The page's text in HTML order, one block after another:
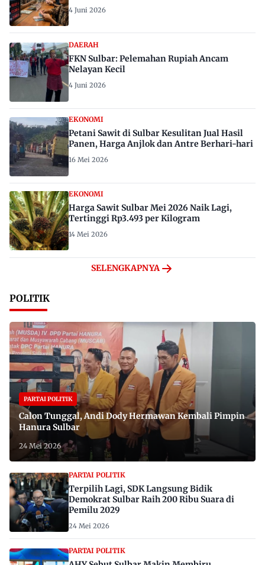
4 Juni 2026
DAERAH
FKN Sulbar: Pelemahan Rupiah Ancam
Nelayan Kecil
4 Juni 2026
EKONOMI
Petani Sawit di Sulbar Kesulitan Jual Hasil
Panen, Harga Anjlok dan Antre Berhari-hari
16 Mei 2026
EKONOMI
Harga Sawit Sulbar Mei 2026 Naik Lagi,
Tertinggi Rp3.493 per Kilogram
14 Mei 2026
SELENGKAPNYA
POLITIK
PARTAI POLITIK
Calon Tunggal, Andi Dody Hermawan Kembali Pimpin
Hanura Sulbar
24 Mei 2026
PARTAI POLITIK
Terpilih Lagi, SDK Langsung Bidik
Demokrat Sulbar Raih 200 Ribu Suara di
Pemilu 2029
24 Mei 2026
PARTAI POLITIK